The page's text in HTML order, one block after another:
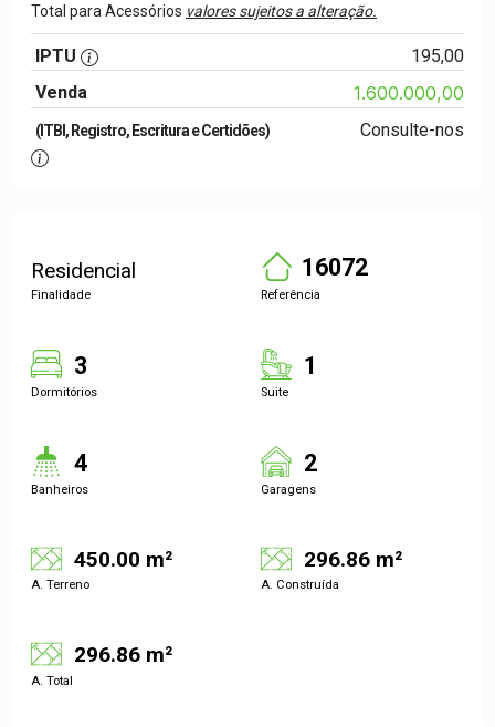
Total para Acessórios valores sujeitos a alteração.
IPTU
195,00
Venda
1.600.000,00
(ITBI, Registro, Escritura e Certidões) Consulte-nos
Residencial
Finalidade
16072
Referência
3
Dormitórios
1
Suite
4
Banheiros
2
Garagens
450.00 m²
A. Terreno
296.86 m²
A. Construída
296.86 m²
A. Total